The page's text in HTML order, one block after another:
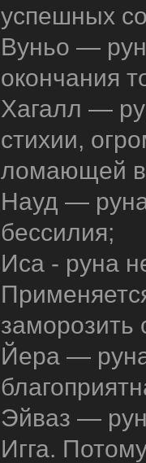
успешных
Вуньо —
окончания
Хагалл —
стихии,
ломающей
Науд —
бессилия;
Иса - руна
заморозить
Йера —
Эйваз —
Игга.